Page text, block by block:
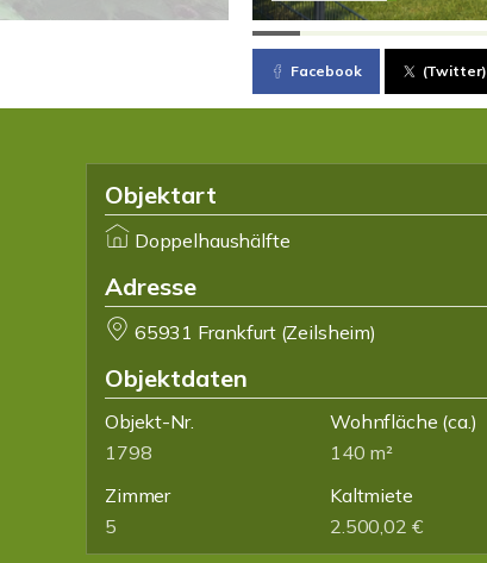
Facebook (Twitter)
Objektart
Doppelhaushälfte
Adresse
65931 Frankfurt (Zeilsheim)
Objektdaten
Objekt-Nr.
1798
Wohnfläche (ca.)
140 m²
Zimmer
5
Kaltmiete
2.500,02 €